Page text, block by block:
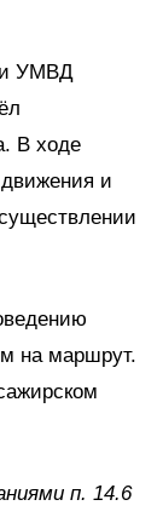
УМВД
В ходе
и
на маршрут.
п. 14.6